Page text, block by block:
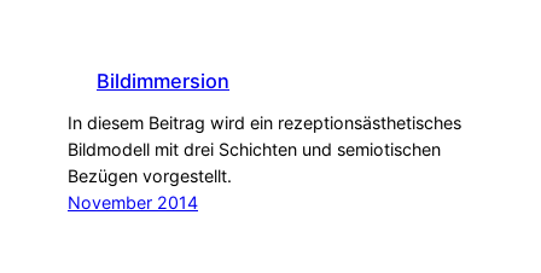
Bildimmersion
In diesem Beitrag wird ein rezeptionsästhetisches
Bildmodell mit drei Schichten und semiotischen
Bezügen vorgestellt.
November 2014